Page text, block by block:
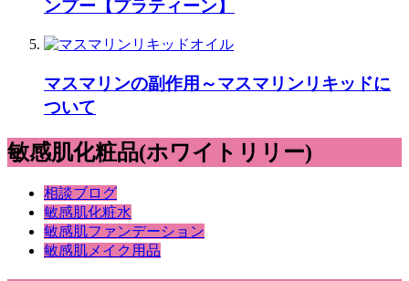
ンプー【プラティーン】
マスマリンの副作用～マスマリンリキッドに
ついて
敏感肌化粧品(ホワイトリリー)
相談ブログ
敏感肌化粧水
敏感肌ファンデーション
敏感肌メイク用品